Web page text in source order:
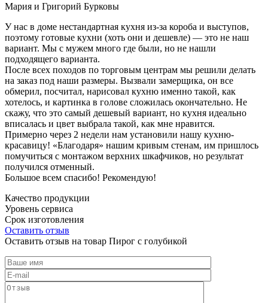
Мария и Григорий Бурковы
У нас в доме нестандартная кухня из-за короба и выступов,
поэтому готовые кухни (хоть они и дешевле) — это не наш
вариант. Мы с мужем много где были, но не нашли
подходящего варианта.
После всех походов по торговым центрам мы решили делать
на заказ под наши размеры. Вызвали замерщика, он все
обмерил, посчитал, нарисовал кухню именно такой, как
хотелось, и картинка в голове сложилась окончательно. Не
скажу, что это самый дешевый вариант, но кухня идеально
вписалась и цвет выбрала такой, как мне нравится.
Примерно через 2 недели нам установили нашу кухню-
красавицу! «Благодаря» нашим кривым стенам, им пришлось
помучиться с монтажом верхних шкафчиков, но результат
получился отменный.
Большое всем спасибо! Рекомендую!
Качество продукции
Уровень сервиса
Срок изготовления
Оставить отзыв
Оставить отзыв на товар Пирог с голубикой